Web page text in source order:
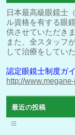
日本最高級眼鏡士
ル資格を有する眼
供させていただきま
また、全スタッフ
して治療をしてい
認定眼鏡士制度ガ
http://
最近の投稿